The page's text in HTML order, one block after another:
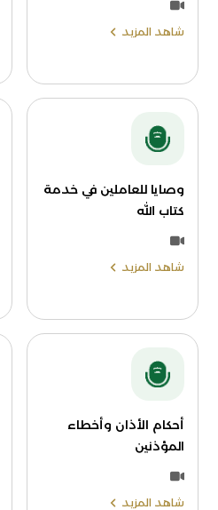
شاهد المزيد
وصايا للعاملين في خدمة
كتاب الله
شاهد المزيد
أحكام الأذان وأخطاء
المؤذنين
شاهد المزيد